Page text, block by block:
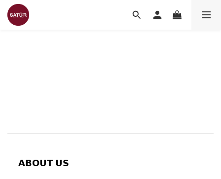
𝗔𝗕𝗢𝗨𝗧 𝗨𝗦